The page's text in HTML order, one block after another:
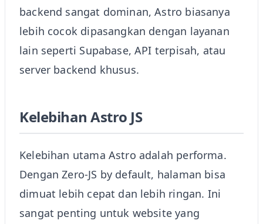
backend sangat dominan, Astro biasanya
lebih cocok dipasangkan dengan layanan
lain seperti Supabase, API terpisah, atau
server backend khusus.
Kelebihan Astro JS
Kelebihan utama Astro adalah performa.
Dengan Zero-JS by default, halaman bisa
dimuat lebih cepat dan lebih ringan. Ini
sangat penting untuk website yang